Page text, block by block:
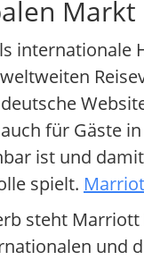
Markt
internationale
für Gäste
ist und
spielt.
steht Marriott
und